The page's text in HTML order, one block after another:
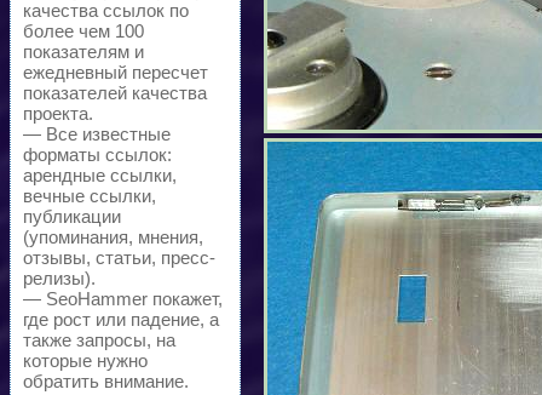
качества ссылок по
более чем 100
показателям и
ежедневный пересчет
показателей качества
проекта.
— Все известные
форматы ссылок:
арендные ссылки,
вечные ссылки,
публикации
(упоминания, мнения,
отзывы, статьи, пресс-
релизы).
— SeoHammer покажет,
где рост или падение, а
также запросы, на
которые нужно
обратить внимание.